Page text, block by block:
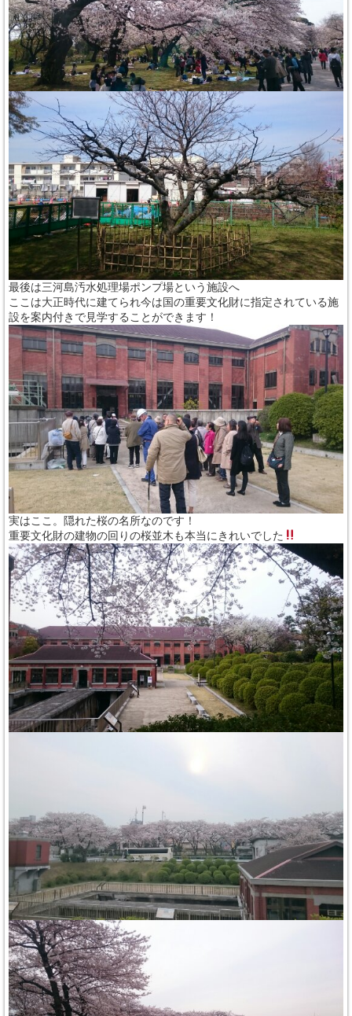
最後は三河島汚水処理場ポンプ場という施設へ
ここは大正時代に建てられ今は国の重要文化財に指定されている施
設を案内付きで見学することができます！
実はここ。隠れた桜の名所なのです！
重要文化財の建物の回りの桜並木も本当にきれいでした